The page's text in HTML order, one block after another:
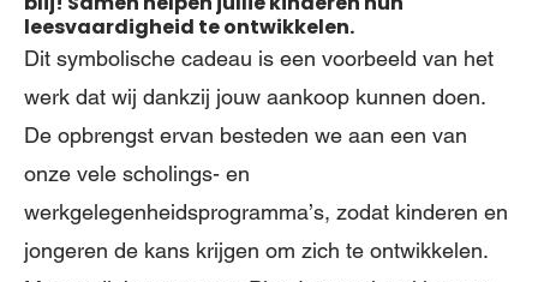
speelgoed te spelen en deel te nemen aan
sportactiviteiten. Het programma helpt kinderen
hun leesvaardigheid te ontwikkelen.
leesvaardigheid te ontwikkelen.
Dit symbolische cadeau is een voorbeeld van het
werk dat wij dankzij jouw aankoop kunnen doen.
De opbrengst ervan besteden we aan een van
onze vele scholings- en
werkgelegenheidsprogramma’s, zodat kinderen en
jongeren de kans krijgen om zich te ontwikkelen.